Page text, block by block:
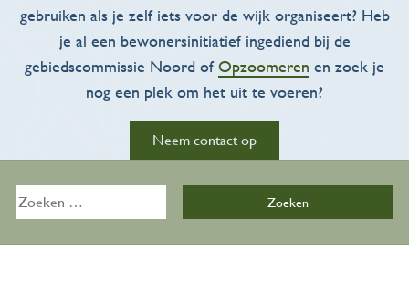
gebruiken als je zelf iets voor de wijk organiseert? Heb
je al een bewonersinitiatief ingediend bij de
gebiedscommissie Noord ofOpzoomeren en zoek je
nog een plek om het uit te voeren?
Neem contact op
Activiteiten
Kalender
Zoeken
naar: